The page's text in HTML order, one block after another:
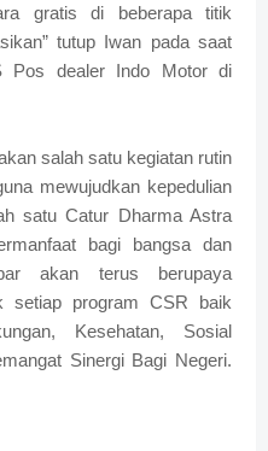
gratis di beberapa titik
tutup Iwan pada saat
Pos dealer Indo Motor di
salah satu kegiatan rutin
mewujudkan kepedulian
satu Catur Dharma Astra
bagi bangsa dan
akan terus berupaya
setiap program CSR baik
Kesehatan, Sosial
Sinergi Bagi Negeri.